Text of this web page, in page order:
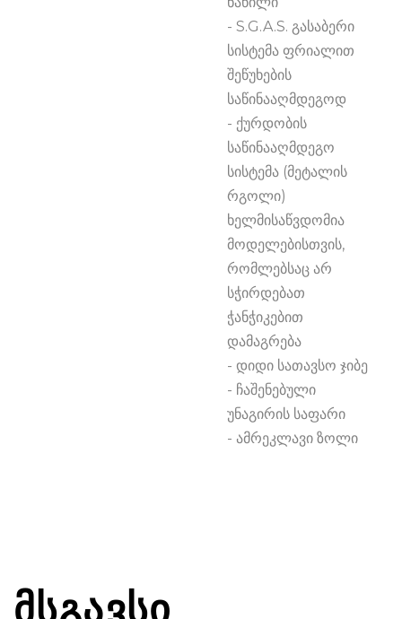
- S.G.A.S. გასაბერი
სისტემა ფრიალით
შეწუხების
საწინააღმდეგოდ
- ქურდობის
საწინააღმდეგო
სისტემა (მეტალის
რგოლი)
ხელმისაწვდომია
მოდელებისთვის,
რომლებსაც არ
სჭირდებათ
ჭანჭიკებით
დამაგრება
- დიდი სათავსო ჯიბე
- ჩაშენებული
უნაგირის საფარი
- ამრეკლავი ზოლი
ᲛᲡᲒᲐᲕᲡᲘ